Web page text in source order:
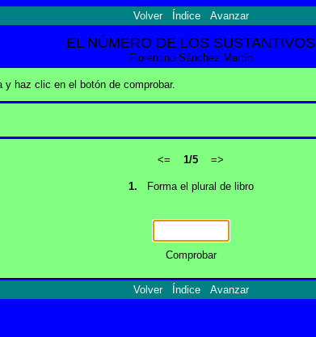
Volver Índice Avanzar
EL NÚMERO DE LOS SUSTANTIVOS
Florentino Sánchez Martín
haz clic en el botón de comprobar.
<= 1/5 =>
1. Forma el plural de libro
Comprobar
Volver Índice Avanzar